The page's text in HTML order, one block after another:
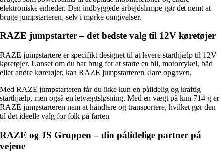
elektroniske enheder. Den indbyggede arbejdslampe gør det nemt at
bruge jumpstarteren, selv i mørke omgivelser.
RAZE jumpstarter – det bedste valg til 12V køretøjer
RAZE jumpstartere er specifikt designet til at levere starthjælp til 12V
køretøjer. Uanset om du har brug for at starte en bil, motorcykel, båd
eller andre køretøjer, kan RAZE jumpstarteren klare opgaven.
Med RAZE jumpstarteren får du ikke kun en pålidelig og kraftig
starthjælp, men også en letvægtsløsning. Med en vægt på kun 714 g er
RAZE jumpstarteren nem at håndtere og transportere, hvilket gør den
til det ideelle valg for folk på farten.
RAZE og JS Gruppen – din pålidelige partner på
vejene